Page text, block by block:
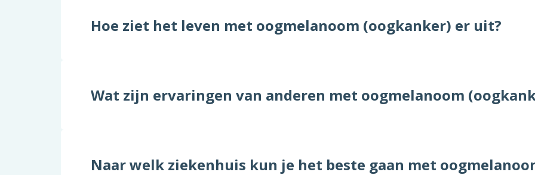
Hoe ziet het leven met oogmelanoom (oogkanker) er uit?
Wat zijn ervaringen van anderen met oogmelanoom
Naar welk ziekenhuis kun je het beste gaan met